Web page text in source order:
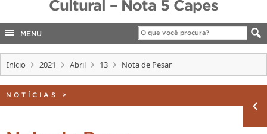
Canais
COBALTO
INTERNACIONAL
Cultural – Nota 5 Capes
MENU
Início 2021 Abril 13 Nota de Pesar
NOTÍCIAS >